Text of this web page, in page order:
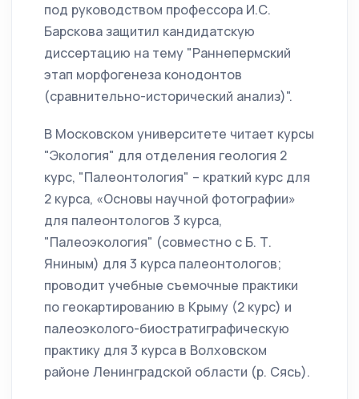
под руководством профессора И.С.
Барскова защитил кандидатскую
диссертацию на тему "Раннепермский
этап морфогенеза конодонтов
(сравнительно-исторический анализ)".
В Московском университете читает курсы
"Экология" для отделения геология 2
курс, "Палеонтология" – краткий курс для
2 курса, «Основы научной фотографии»
для палеонтологов 3 курса,
"Палеоэкология" (совместно с Б. Т.
Яниным) для 3 курса палеонтологов;
проводит учебные съемочные практики
по геокартированию в Крыму (2 курс) и
палеоэколого-биостратиграфическую
практику для 3 курса в Волховском
районе Ленинградской области (р. Сясь).